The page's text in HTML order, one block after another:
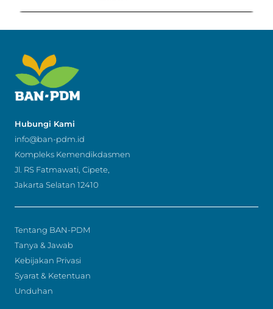
Hubungi Kami
info@ban-pdm.id
Kompleks Kemendikdasmen
Jl. RS Fatmawati, Cipete,
Jakarta Selatan 12410
Tentang BAN-PDM
Tanya & Jawab
Kebijakan Privasi
Syarat & Ketentuan
Unduhan